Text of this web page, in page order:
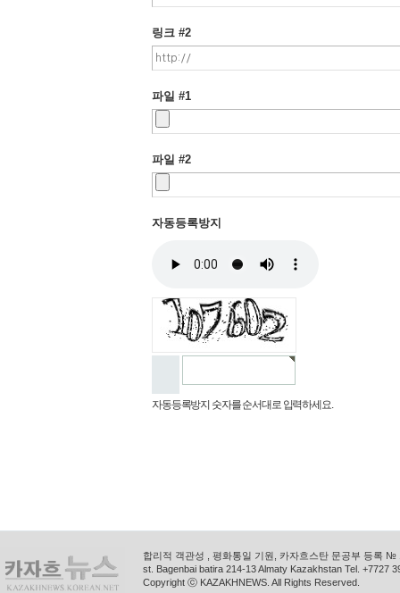
링크 #2
파일 #1
파일 #2
자동등록방지
자동등록방지 숫자를 순서대로 입력하세요.
합리적 객관성 , 평화통일 기원, 카자흐스탄 문공부 등록
st. Bagenbai batira 214-13 Almaty Kazakhstan Tel. +7727
Copyright ⓒ KAZAKHNEWS. All Rights Reserved.